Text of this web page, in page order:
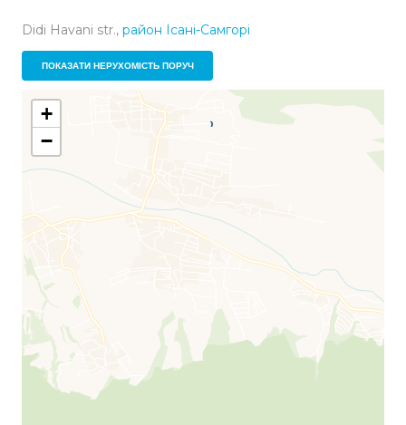
Didi Havani str., район Ісані-Самгорі
ПОКАЗАТИ НЕРУХОМІСТЬ ПОРУЧ
+
−